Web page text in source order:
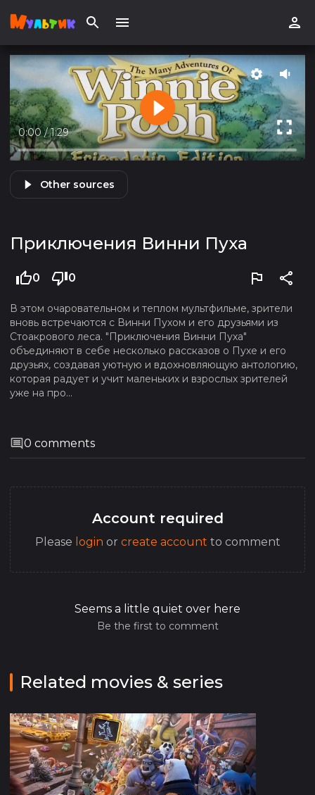
0:00/ 1:29
Other sources
Приключения Винни Пуха
0 0
В этом очаровательном и теплом мультфильме, зрители
вновь встречаются с Винни Пухом и его друзьями из
Стоакрового леса. "Приключения Винни Пуха"
объединяют в себе несколько рассказов о Пухе и его
друзьях, создавая уютную и вдохновляющую антологию,
которая радует и учит маленьких и взрослых зрителей
уже на про...
0 comments
Account required
Please login or create account to comment
Seems a little quiet over here
Be the first to comment
Related movies & series